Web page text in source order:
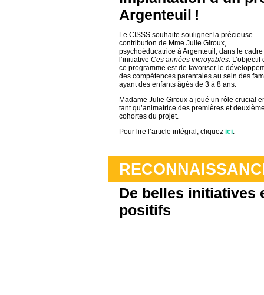
Argenteuil !
Le CISSS souhaite souligner la précieuse
contribution de Mme Julie Giroux,
psychoéducatrice à Argenteuil, dans le
l’initiative Ces années incroyables. L’objectif
ce programme est de favoriser le
des compétences parentales au sein des
ayant des enfants âgés de 3 à 8 ans.
Madame Julie Giroux a joué un rôle crucial
tant qu’animatrice des premières et
cohortes du projet.
Pour lire l’article intégral, cliquez ici.
De belles initiatives
positifs